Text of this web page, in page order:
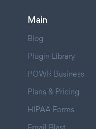
Main
Blog
Plugin Library
POWR Business
Plans & Pricing
HIPAA Forms